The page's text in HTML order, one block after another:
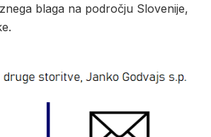
blaga na področju Slovenije,